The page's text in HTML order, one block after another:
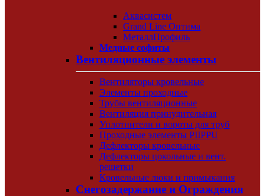
Аквасистем
Grand Line Оптима
МеталлПрофиль
Медные софиты
Вентиляционные элементы
Вентиляторы кровельные
Элементы проходные
Трубы вентиляционные
Вентиляция принудительная
Уплотнители и вороты для труб
Проходные элементы PIIPPU
Дефлекторы кровельные
Дефлекторы цокольные и вент.
решетки
Кровельные люки и примыкания
Снегозадержание и Ограждения